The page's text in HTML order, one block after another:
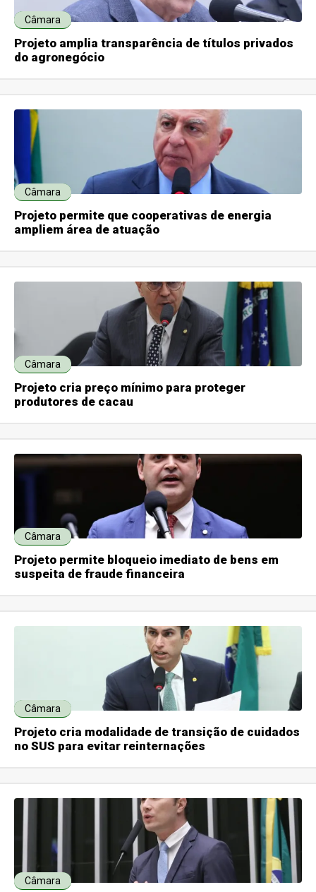
Câmara
Projeto amplia transparência de títulos privados
do agronegócio
Câmara
Projeto permite que cooperativas de energia
ampliem área de atuação
Câmara
Projeto cria preço mínimo para proteger
produtores de cacau
Câmara
Projeto permite bloqueio imediato de bens em
suspeita de fraude financeira
Câmara
Projeto cria modalidade de transição de cuidados
no SUS para evitar reinternações
Câmara